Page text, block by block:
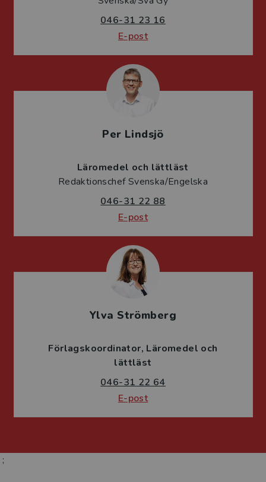
046-31 23 16
E-post
Per Lindsjö
Läromedel och lättläst
Redaktionschef Svenska/Engelska
046-31 22 88
E-post
Ylva Strömberg
Förlagskoordinator Läromedel och
lättläst
046-31 22 64
E-post
;